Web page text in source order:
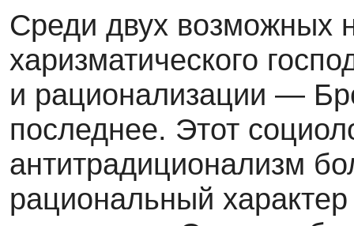
Среди двух возможных
харизматического
и рационализации —
последнее. Этот
антитрадиционализм
рациональный